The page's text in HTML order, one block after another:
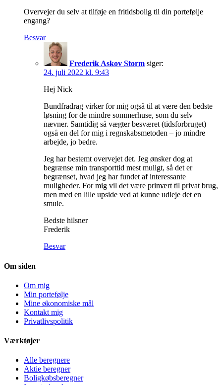
Overvejer du selv at tilføje en fritidsbolig til din portefølje
engang?
Besvar
Frederik Askov Storm siger:
24. juli 2022 kl. 9:43
Hej Nick
Bundfradrag virker for mig også til at være den bedste
løsning for de mindre sommerhuse, som du selv
nævner. Samtidig så vægter besværet (tidsforbruget)
også en del for mig i regnskabsmetoden – jo mindre
arbejde, jo bedre.
Jeg har bestemt overvejet det. Jeg ønsker dog at
begrænse min transporttid mest muligt, så det er
begrænset, hvad jeg har fundet af interessante
muligheder. For mig vil det være primært til privat brug,
men med en lille upside ved at kunne udleje det en
smule.
Bedste hilsner
Frederik
Besvar
Om siden
Om mig
Min portefølje
Mine økonomiske mål
Kontakt mig
Privatlivspolitik
Værktøjer
Alle beregnere
Aktie beregner
Boligkøbsberegner